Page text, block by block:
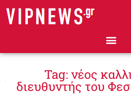
Tag: νέος
διευθυντής του